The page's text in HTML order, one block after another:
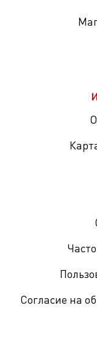
Согласие на